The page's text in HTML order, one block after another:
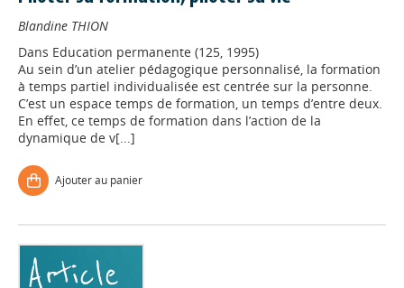
Blandine THION
Dans Education permanente (125, 1995)
Au sein d’un atelier pédagogique personnalisé, la formation
à temps partiel individualisée est centrée sur la personne.
C’est un espace temps de formation, un temps d’entre deux.
En effet, ce temps de formation dans l’action de la
dynamique de v[...]
Ajouter au panier